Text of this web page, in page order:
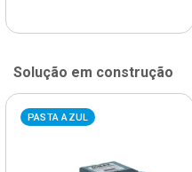
Solução em construção
PASTA AZUL